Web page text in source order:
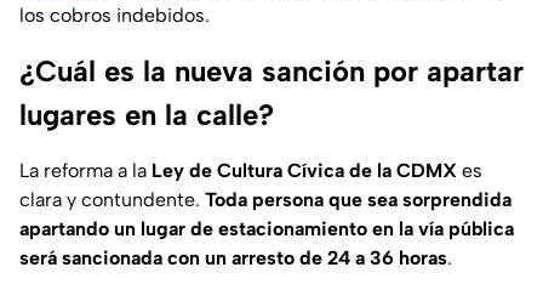
los cobros indebidos.
¿Cuál es la nueva sanción por apartar
lugares en la calle?
La reforma a la Ley de Cultura Cívica de la CDMX es
clara y contundente. Toda persona que sea sorprendida
apartando un lugar de estacionamiento en la vía pública
será sancionada con un arresto de 24 a 36 horas.